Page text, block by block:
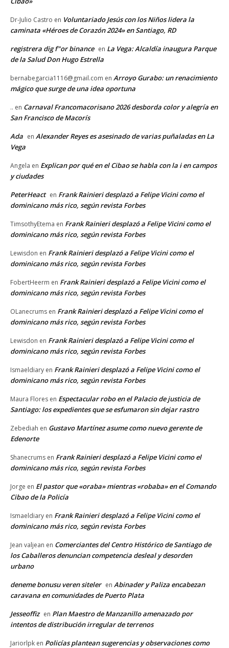
Dr-Julio Castro en Voluntariado Jesús con los Niños lidera la
caminata «Héroes de Corazón 2024» en Santiago, RD
registrera dig f"or binance en La Vega: Alcaldía inaugura Parque
de la Salud Don Hugo Estrella
bernabegarcia1116@gmail.com en Arroyo Gurabo: un renacimiento
mágico que surge de una idea oportuna
.. en Carnaval Francomacorisano 2026 desborda color y alegría en
San Francisco de Macorís
Ada en Alexander Reyes es asesinado de varias puñaladas en La
Vega
Angela en Explican por qué en el Cibao se habla con la i en campos
y ciudades
PeterHeact en Frank Rainieri desplazó a Felipe Vicini como el
dominicano más rico, según revista Forbes
TimsothyEtema en Frank Rainieri desplazó a Felipe Vicini como el
dominicano más rico, según revista Forbes
Lewisdon en Frank Rainieri desplazó a Felipe Vicini como el
dominicano más rico, según revista Forbes
FobertHeerm en Frank Rainieri desplazó a Felipe Vicini como el
dominicano más rico, según revista Forbes
OLanecrums en Frank Rainieri desplazó a Felipe Vicini como el
dominicano más rico, según revista Forbes
Lewisdon en Frank Rainieri desplazó a Felipe Vicini como el
dominicano más rico, según revista Forbes
Ismaeldiary en Frank Rainieri desplazó a Felipe Vicini como el
dominicano más rico, según revista Forbes
Maura Flores en Espectacular robo en el Palacio de justicia de
Santiago: los expedientes que se esfumaron sin dejar rastro
Zebediah en Gustavo Martínez asume como nuevo gerente de
Edenorte
Shanecrums en Frank Rainieri desplazó a Felipe Vicini como el
dominicano más rico, según revista Forbes
Jorge en El pastor que «oraba» mientras «robaba» en el Comando
Cibao de la Policía
Ismaeldiary en Frank Rainieri desplazó a Felipe Vicini como el
dominicano más rico, según revista Forbes
Jean valjean en Comerciantes del Centro Histórico de Santiago de
los Caballeros denuncian competencia desleal y desorden
urbano
deneme bonusu veren siteler en Abinader y Paliza encabezan
caravana en comunidades de Puerto Plata
Jesseoffiz en Plan Maestro de Manzanillo amenazado por
intentos de distribución irregular de terrenos
Jariorlpk en Policías plantean sugerencias y observaciones como